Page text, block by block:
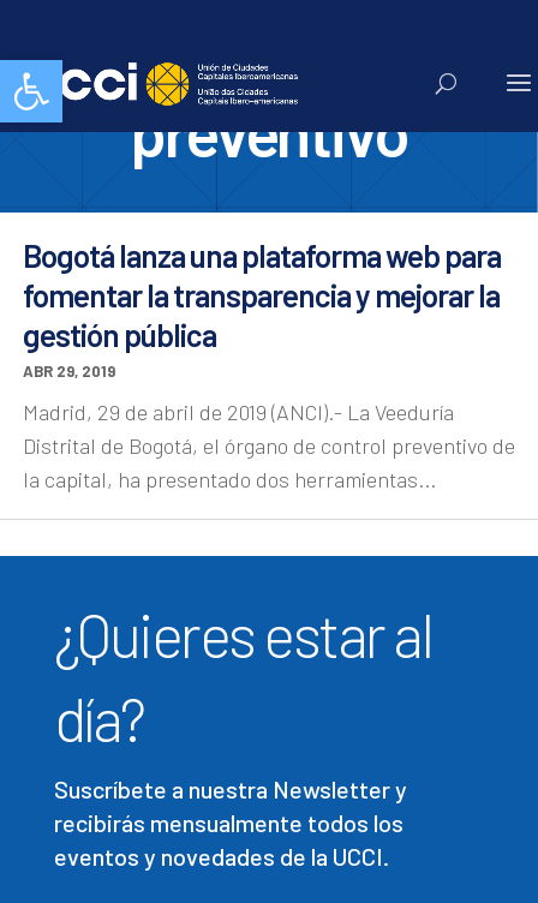
Abrir barra de herramientascontrol
preventivo
Bogotá lanza una plataforma web para
fomentar la transparencia y mejorar la
gestión pública
ABR 29, 2019
Madrid, 29 de abril de 2019 (ANCI).- La Veeduría
Distrital de Bogotá, el órgano de control preventivo de
la capital, ha presentado dos herramientas...
¿Quieres estar al
día?
Suscríbete a nuestra Newsletter y
recibirás mensualmente todos los
eventos y novedades de la UCCI.